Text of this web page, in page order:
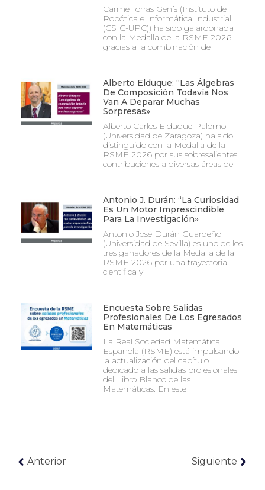
Carme Torras Genís (Instituto de
Robótica e Informática Industrial
(CSIC-UPC)) ha sido galardonada
con la Medalla de la RSME 2026
gracias a la combinación de
Alberto Elduque: “Las Álgebras
De Composición Todavía Nos
Van A Deparar Muchas
Sorpresas»
Alberto Carlos Elduque Palomo
(Universidad de Zaragoza) ha sido
distinguido con la Medalla de la
RSME 2026 por sus sobresalientes
contribuciones a diversas áreas del
Antonio J. Durán: “La Curiosidad
Es Un Motor Imprescindible
Para La Investigación»
Antonio José Durán Guardeño
(Universidad de Sevilla) es uno de los
tres ganadores de la Medalla de la
RSME 2026 por una trayectoria
científica y
Encuesta Sobre Salidas
Profesionales De Los Egresados
En Matemáticas
La Real Sociedad Matemática
Española (RSME) está impulsando
la actualización del capítulo
dedicado a las salidas profesionales
del Libro Blanco de las
Matemáticas. En este
Anterior Siguiente